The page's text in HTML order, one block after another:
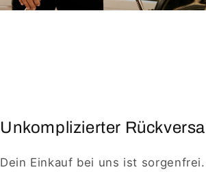
Unkomplizierter
Dein Einkauf bei uns ist